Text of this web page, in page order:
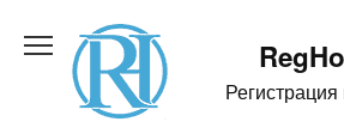
содержанию
Регистрация